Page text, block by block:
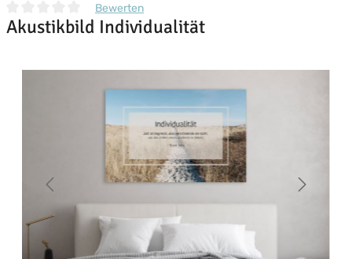
Durchschnittliche Bewertung von 0 von 5 Sternen
Bewerten
Akustikbild Individualität